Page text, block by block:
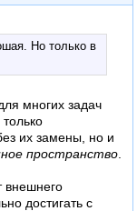
Но только в
многих задач
их замены, но и
пространство
внешнего
достигать с